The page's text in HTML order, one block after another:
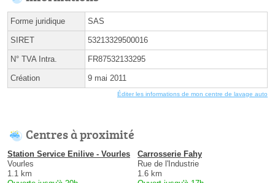
Forme juridique SAS
SIRET 53213329500016
N° TVA Intra. FR87532133295
Création 9 mai 2011
Éditer les informations de mon centre de lavage auto
Centres à proximité
Station Service Enilive - Vourles
Vourles
1.1 km
Carrosserie Fahy
Rue de l'Industrie
1.6 km